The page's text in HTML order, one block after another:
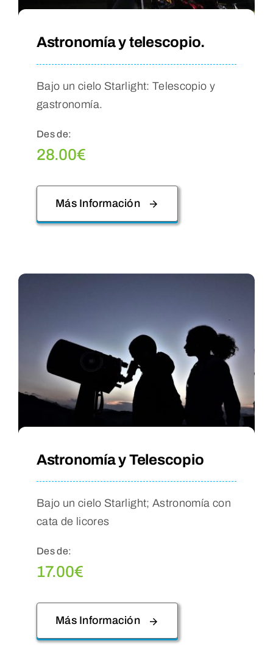
Astronomía y telescopio.
Bajo un cielo Starlight: Telescopio y
gastronomía.
Des de:
28.00€
Más Información
Astronomía y Telescopio
Bajo un cielo Starlight; Astronomía con
cata de licores
Des de:
17.00€
Más Información